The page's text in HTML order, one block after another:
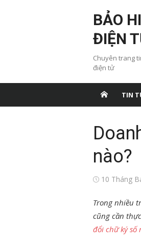
BẢO
ĐIỆN
Chuyên trang
điện tử
TIN
nào?
Đăng10 Tháng
Trong nhiều
cũng cần
đổi chữ ký số